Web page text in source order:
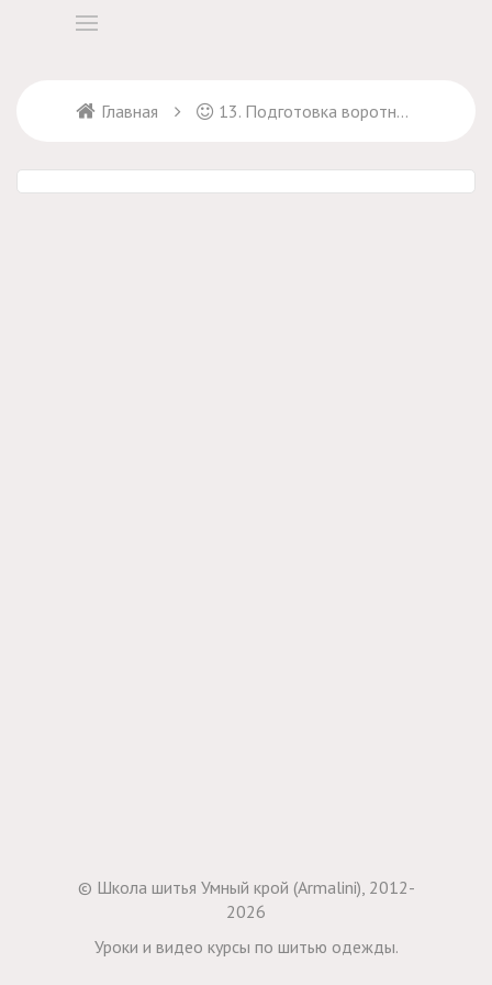
Главная 13. Подготовка воротника к втачиванию
© Школа шитья Умный крой (Armalini), 2012-
2026
Уроки и видео курсы по шитью одежды.